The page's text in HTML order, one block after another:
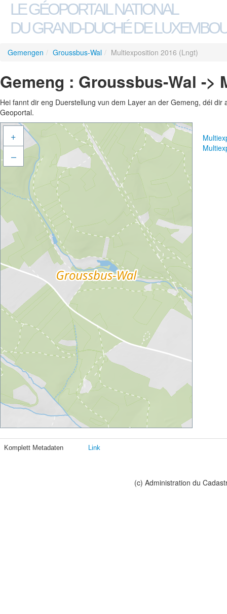
LE GÉOPORTAIL NATIONAL
DU GRAND-DUCHÉ DE
Gemengen / Groussbus-Wal / Multiexposition 2016 (Lngt)
Gemeng : Groussbus-Wal ->
Hei fannt dir eng Duerstellung vun dem Layer an der Gemeng, déi
Geoportal.
+
–
Komplett Metadaten Link
(c) Administration du